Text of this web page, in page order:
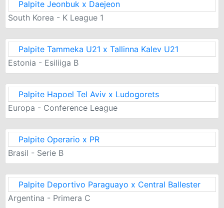
Palpite Jeonbuk x Daejeon
South Korea - K League 1
Palpite Tammeka U21 x Tallinna Kalev U21
Estonia - Esiliiga B
Palpite Hapoel Tel Aviv x Ludogorets
Europa - Conference League
Palpite Operario x PR
Brasil - Serie B
Palpite Deportivo Paraguayo x Central Ballester
Argentina - Primera C